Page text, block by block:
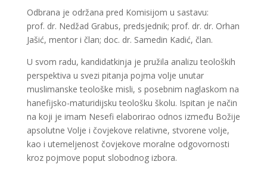
Odbrana je održana pred Komisijom u sastavu:
prof. dr. Nedžad Grabus, predsjednik; prof. dr. dr. Orhan
Jašić, mentor i član; doc. dr. Samedin Kadić, član.
U svom radu, kandidatkinja je pružila analizu teoloških
perspektiva u svezi pitanja pojma volje unutar
muslimanske teološke misli, s posebnim naglaskom na
hanefijsko-maturidijsku teološku školu. Ispitan je način
na koji je imam Nesefi elaborirao odnos između Božije
apsolutne Volje i čovjekove relativne, stvorene volje,
kao i utemeljenost čovjekove moralne odgovornosti
kroz pojmove poput slobodnog izbora.